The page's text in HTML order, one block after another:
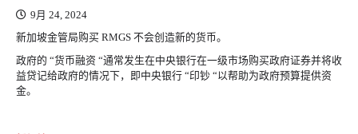
9月 24, 2024
新加坡金管局购买 RMGS 不会创造新的货币。
政府的 “货币融资 “通常发生在中央银行在一级市场购买政府证券并将收
益贷记给政府的情况下，即中央银行 “印钞 “以帮助为政府预算提供资
金。